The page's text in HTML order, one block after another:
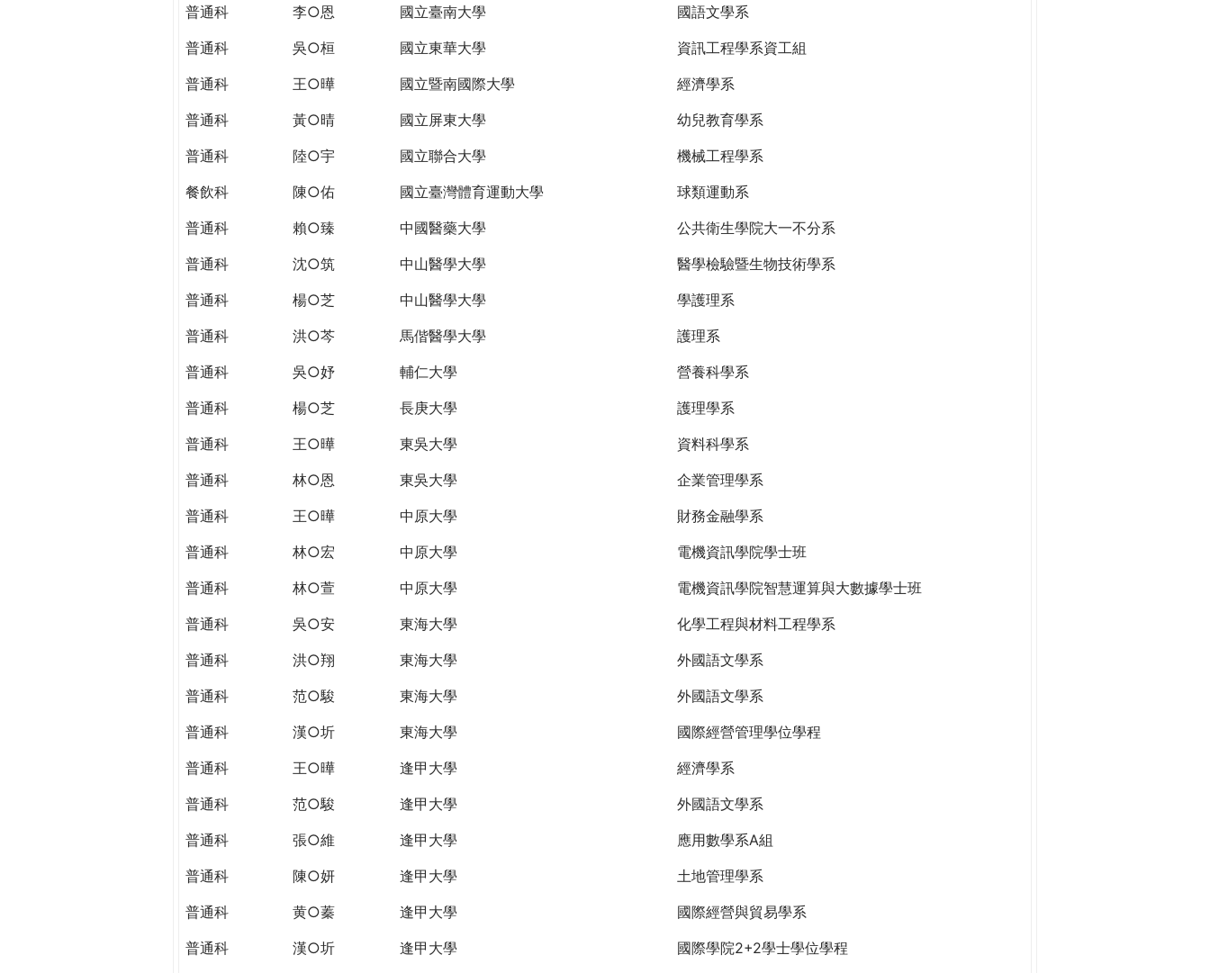
普通科 李○恩 國立臺南大學
國語文學系
普通科
吳○桓 國立東華大學
資訊工程學系資工組
普通科
王○曄 國立暨南國際大學
經濟學系
普通科
黃○晴 國立屏東大學
幼兒教育學系
普通科
陸○宇 國立聯合大學
機械工程學系
餐飲科
陳○佑 國立臺灣體育運動大學
球類運動系
普通科
賴○臻 中國醫藥大學
公共衛生學院大一不分系
普通科
沈○筑 中山醫學大學
醫學檢驗暨生物技術學系
普通科
楊○芝 中山醫學大學
學護理系
普通科
洪○芩 馬偕醫學大學
護理系
普通科
吳○妤 輔仁大學
營養科學系
普通科
楊○芝 長庚大學
護理學系
普通科
王○曄 東吳大學
資料科學系
普通科
林○恩 東吳大學
企業管理學系
普通科
王○曄 中原大學
財務金融學系
普通科
林○宏 中原大學
電機資訊學院學士班
普通科
林○萱 中原大學
電機資訊學院智慧運算與大數據學士班
普通科
吳○安 東海大學
化學工程與材料工程學系
普通科
洪○翔 東海大學
外國語文學系
普通科
范○駿 東海大學
外國語文學系
普通科
漢○圻 東海大學
國際經營管理學位學程
普通科
王○曄 逢甲大學
經濟學系
普通科
范○駿 逢甲大學
外國語文學系
普通科
張○維 逢甲大學
應用數學系A組
普通科
陳○妍 逢甲大學
土地管理學系
普通科
黄○蓁 逢甲大學
國際經營與貿易學系
普通科
漢○圻 逢甲大學
國際學院2+2學士學位學程